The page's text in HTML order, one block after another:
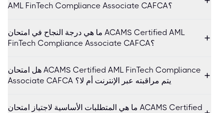
AML FinTech Compliance Associate CAFCA؟
ما هي درجة النجاح في امتحان ACAMS Certified AML
FinTech Compliance Associate CAFCA؟
هل امتحان ACAMS Certified AML FinTech Compliance
Associate CAFCA يتم مراقبته عبر الإنترنت أم لا؟
ما هي المتطلبات الأساسية لاجتياز امتحان ACAMS Certified